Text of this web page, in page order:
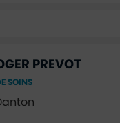
PREVOT
SOINS